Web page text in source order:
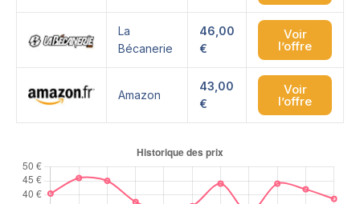
La
Bécanerie
46,00
€
Voir
l’offre
Amazon
43,00
€
Voir
l’offre